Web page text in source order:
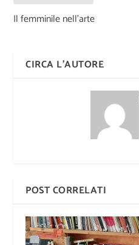
Il femminile nell’arte
CIRCA L'AUTORE
POST CORRELATI